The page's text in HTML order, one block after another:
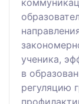
ученика,
в
регуляцию